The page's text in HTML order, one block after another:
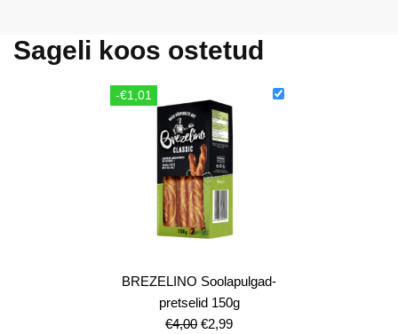
Sageli koos ostetud
-€1,01
BREZELINO Soolapulgad-
pretselid 150g
€4,00 Algne
€2,99Current